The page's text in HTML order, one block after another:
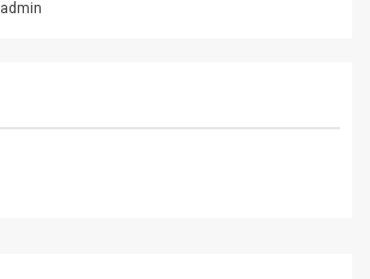
admin